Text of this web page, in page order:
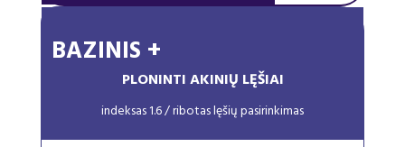
BAZINIS +
PLONINTI AKINIŲ LĘŠIAI
indeksas 1.6 / ribotas lęšių pasirinkimas